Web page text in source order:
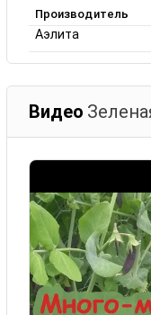
Производитель
Аэлита
Видео